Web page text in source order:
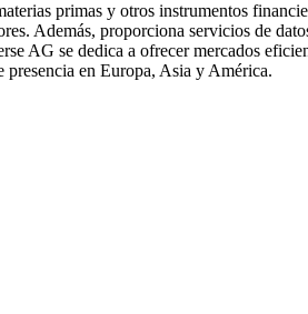
primas y otros instrumentos
Además, proporciona servicios de
AG se dedica a ofrecer mercados
presencia en Europa, Asia y América.